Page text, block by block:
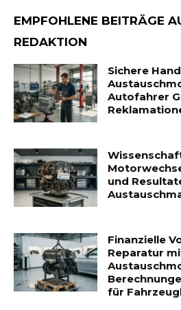
EMPFOHLENE BEITRÄGE
REDAKTION
Sichere
Autofahrer
und
Finanzielle
Reparatur
für